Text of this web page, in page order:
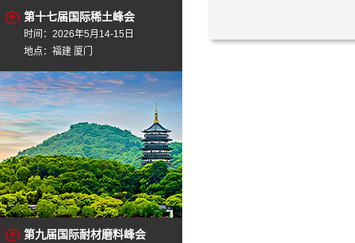
第十七届国际稀土峰会
时间：2026年5月14-15日
地点：福建 厦门
第九届国际耐材磨料峰会